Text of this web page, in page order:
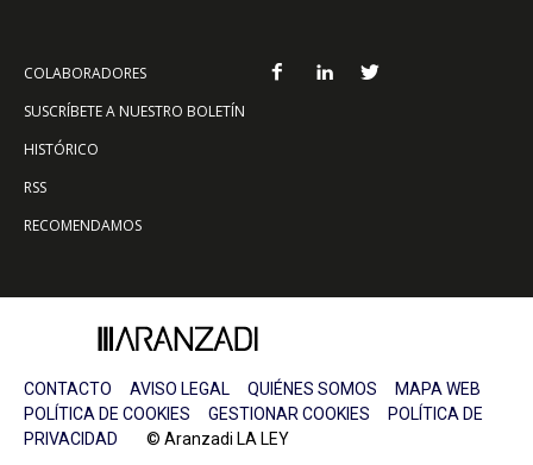
COLABORADORES
SUSCRÍBETE A NUESTRO BOLETÍN
HISTÓRICO
RSS
RECOMENDAMOS
CONTACTO AVISO LEGAL QUIÉNES SOMOS
MAPA WEB
POLÍTICA DE COOKIES
GESTIONAR COOKIES
POLÍTICA DE
PRIVACIDAD © Aranzadi LA LEY